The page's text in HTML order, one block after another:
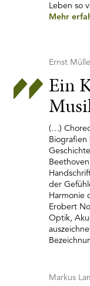
Leben so
Mehr
Ernst
Ein
(…)
Biografien
der
Harmonie
Erobert
Optik,
Markus